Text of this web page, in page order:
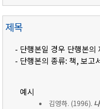
제목
- 단행본일 경우 단행본의
- 단행본의 종류: 책, 보고
예시
김영하. (1996).